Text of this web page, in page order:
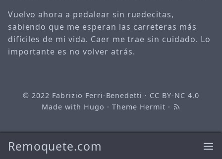
Remoquete.com
Vuelvo ahora a pedalear sin ruedecitas,
sabiendo que me esperan las carreteras más
difíciles de mi vida. Caer me trae sin cuidado. Lo
importante es no volver atrás.
© 2022 Fabrizio Ferri-Benedetti · CC BY-NC 4.0
Made with Hugo · Theme Hermit ·